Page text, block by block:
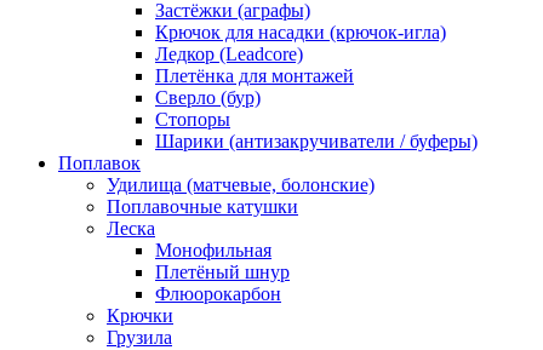
Застёжки (аграфы)
Крючок для насадки (крючок-игла)
Ледкор (Leadcore)
Плетёнка для монтажей
Сверло (бур)
Стопоры
Шарики (антизакручиватели / буферы)
Поплавок
Удилища (матчевые, болонские)
Поплавочные катушки
Леска
Монофильная
Плетёный шнур
Флюорокарбон
Крючки
Грузила